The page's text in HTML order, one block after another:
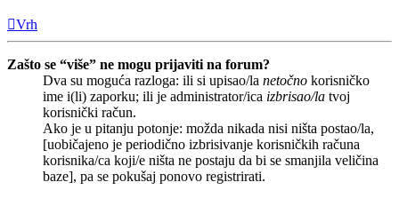
Vrh
Zašto se “više” ne mogu prijaviti na forum?
Dva su moguća razloga: ili si upisao/la netočno korisničko
ime i(li) zaporku; ili je administrator/ica izbrisao/la tvoj
korisnički račun.
Ako je u pitanju potonje: možda nikada nisi ništa postao/la,
[uobičajeno je periodično izbrisivanje korisničkih računa
korisnika/ca koji/e ništa ne postaju da bi se smanjila veličina
baze], pa se pokušaj ponovo registrirati.